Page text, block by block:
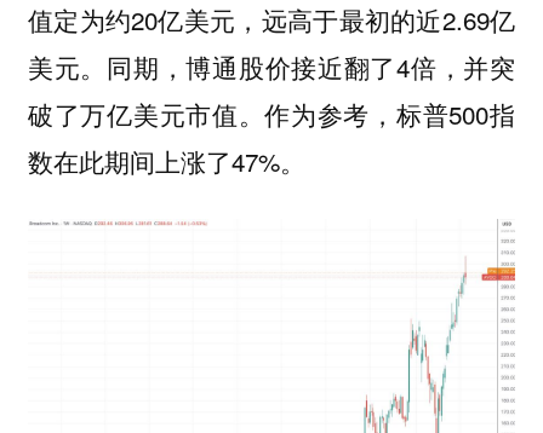
值定为约20亿美元，远高于最初的近2.69亿
美元。同期，博通股价接近翻了4倍，并突
破了万亿美元市值。作为参考，标普500指
数在此期间上涨了47%。